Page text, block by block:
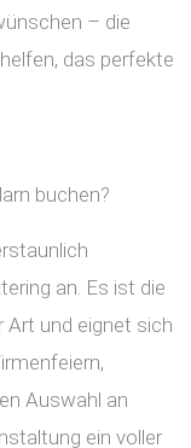
– die
das perfekte
buchen?
an. Es ist die
Art und eignet sich
Auswahl an
ein voller